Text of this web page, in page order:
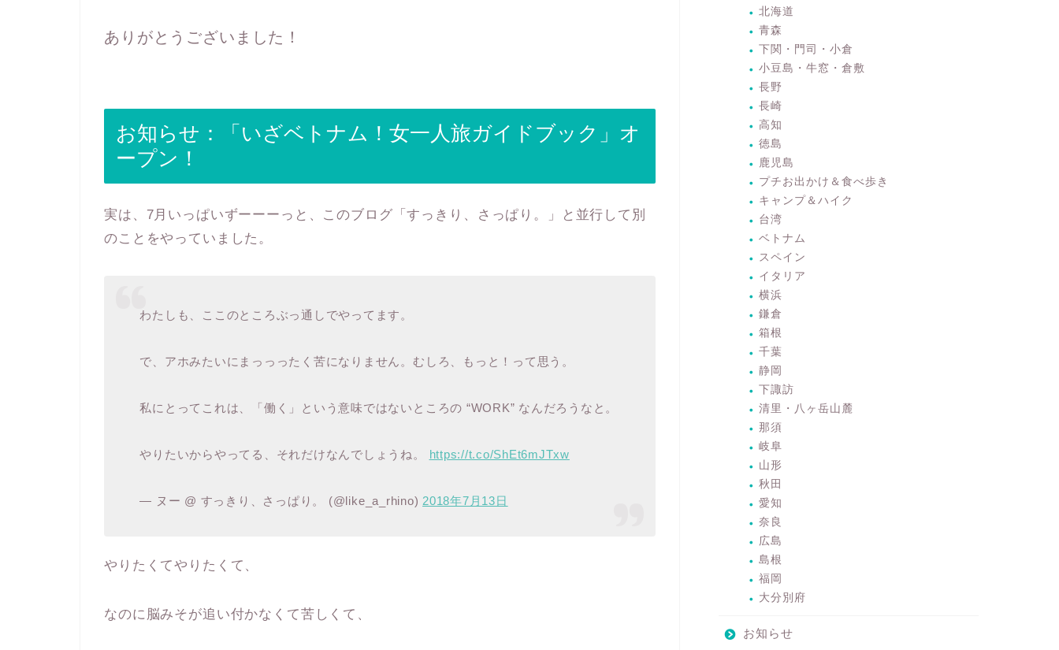
ありがとうございました！
お知らせ：「いざベトナム！女一人旅ガイドブック」オ
ープン！
実は、7月いっぱいずーーーっと、このブログ「すっきり、さっぱり。」と並行して別
のことをやっていました。
わたしも、ここのところぶっ通しでやってます。
で、アホみたいにまっっったく苦になりません。むしろ、もっと！って思う。
私にとってこれは、「働く」という意味ではないところの “WORK” なんだろうなと。
やりたいからやってる、それだけなんでしょうね。 https://t.co/ShEt6mJTxw
— ヌー @ すっきり、さっぱり。 (@like_a_rhino)2018年7月13日
やりたくてやりたくて、
なのに脳みそが追い付かなくて苦しくて、
北海道
青森
下関・門司・小倉
小豆島・牛窓・倉敷
長野
長崎
高知
徳島
鹿児島
プチお出かけ＆食べ歩き
キャンプ＆ハイク
台湾
ベトナム
スペイン
イタリア
横浜
鎌倉
箱根
千葉
静岡
下諏訪
清里・八ヶ岳山麓
那須
岐阜
山形
秋田
愛知
奈良
広島
島根
福岡
大分別府
お知らせ